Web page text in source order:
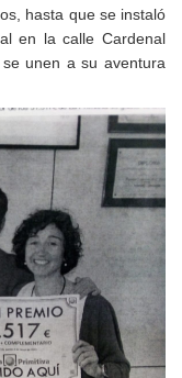
hasta que se instaló
en la calle Cardenal
unen a su aventura